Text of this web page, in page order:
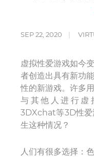
SEP 22, 2020
虚拟性爱游戏如今
者创造出具有新功
性的新游戏。许多
与其他人进行虚
3DXchat等3D性爱
生这种情况？
人们有很多选择：